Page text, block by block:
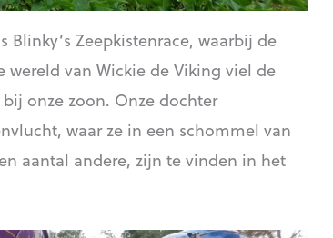
Zeepkistenrace, waarbij de
wereld van Wickie de Viking viel de
onze zoon. Onze dochter
waar ze in een schommel van
aantal andere, zijn te vinden in het